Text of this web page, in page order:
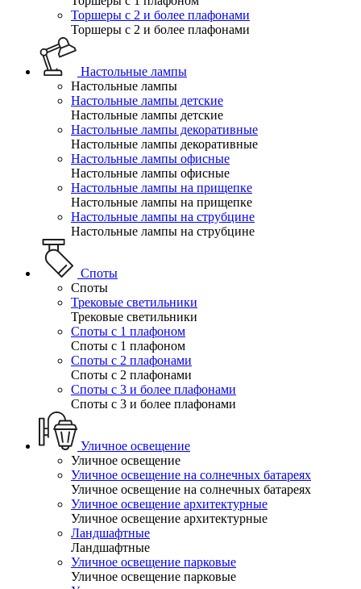
Торшеры с 2 и более плафонами
Торшеры с 2 и более плафонами
Настольные лампы
Настольные лампы
Настольные лампы детские
Настольные лампы детские
Настольные лампы декоративные
Настольные лампы декоративные
Настольные лампы офисные
Настольные лампы офисные
Настольные лампы на прищепке
Настольные лампы на прищепке
Настольные лампы на струбцине
Настольные лампы на струбцине
Споты
Споты
Трековые светильники
Трековые светильники
Споты с 1 плафоном
Споты с 1 плафоном
Споты с 2 плафонами
Споты с 2 плафонами
Споты с 3 и более плафонами
Споты с 3 и более плафонами
Уличное освещение
Уличное освещение
Уличное освещение на солнечных батареях
Уличное освещение на солнечных батареях
Уличное освещение архитектурные
Уличное освещение архитектурные
Ландшафтные
Ландшафтные
Уличное освещение парковые
Уличное освещение парковые